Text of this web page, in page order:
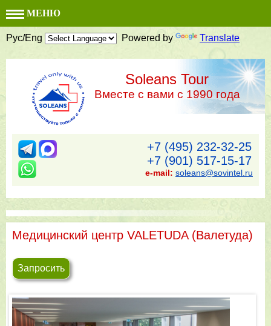
МЕНЮ
Рус/Eng Powered by Translate
Soleans Tour
Вместе с вами с 1990 года
+7 (495) 232-32-25
+7 (901) 517-15-17
e-mail: soleans@sovintel.ru
Meдицинский центр VALETUDA (Валетуда)
Запросить